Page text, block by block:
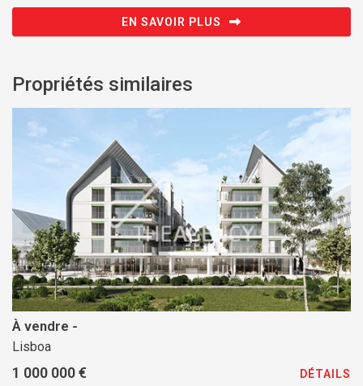
EN SAVOIR PLUS
Propriétés similaires
À vendre -
Lisboa
1 000 000 € DÉTAILS